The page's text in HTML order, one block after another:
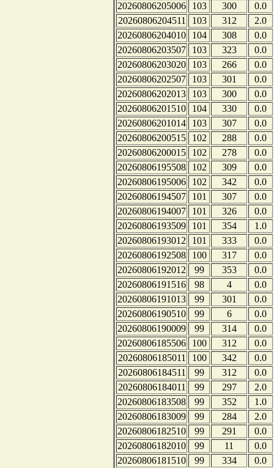
20260806205006
103 300
0.0
20260806204511
103 312
2.0
20260806204010
104 308
0.0
20260806203507
103 323
0.0
20260806203020
103 266
0.0
20260806202507
103 301
0.0
20260806202013
103 300
0.0
20260806201510
104 330
0.0
20260806201014
103 307
0.0
20260806200515
102 288
0.0
20260806200015
102 278
0.0
20260806195508
102 309
0.0
20260806195006
102 342
0.0
20260806194507
101 307
0.0
20260806194007
101 326
0.0
20260806193509
101 354
1.0
20260806193012
101 333
0.0
20260806192508
100 317
0.0
20260806192012
99 353
0.0
20260806191516
98 4
0.0
20260806191013
99 301
0.0
20260806190510
99 6
0.0
20260806190009
99 314
0.0
20260806185506
100 312
0.0
20260806185011
100 342
0.0
20260806184511
99 312
0.0
20260806184011
99 297
2.0
20260806183508
99 352
1.0
20260806183009
99 284
2.0
20260806182510
99 291
0.0
20260806182010
99 11
0.0
20260806181510
99 334
0.0